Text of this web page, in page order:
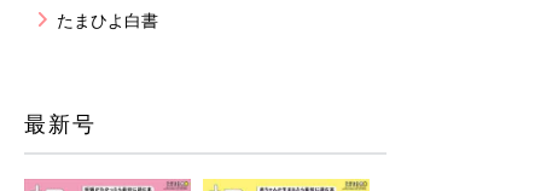
たまひよ白書
最新号